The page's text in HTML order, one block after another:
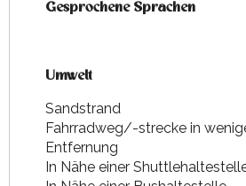
Gesprochene Sprachen
Gesprochene Sprachen
Umwelt
Umwelt
Sandstrand
Fahrradweg/-strecke in
Entfernung
In Nähe einer